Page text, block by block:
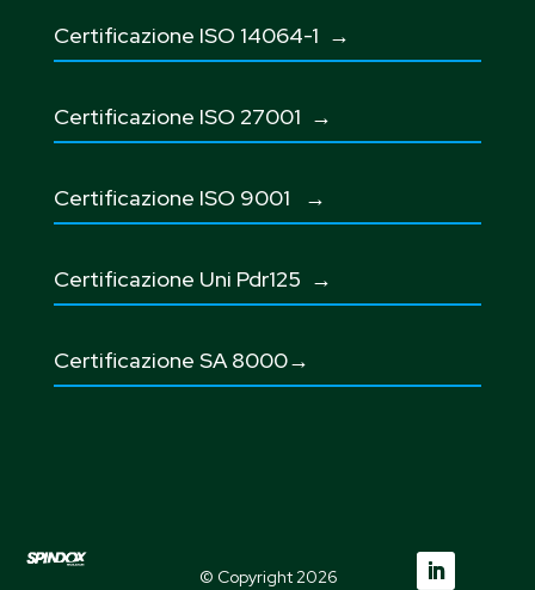
Certificazione ISO 14064-1 →
Certificazione ISO 27001 →
Certificazione ISO 9001 →
Certificazione Uni Pdr125 →
Certificazione SA 8000→
© Copyright 2026